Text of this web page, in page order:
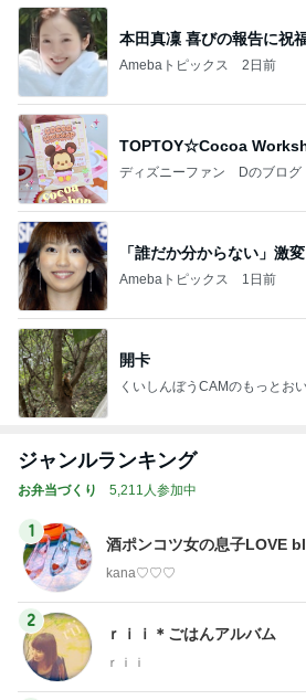
本田真凜 喜びの報告に祝
Amebaトピックス 2日前
TOPTOY☆Cocoa
ディズニーファン Dのブログ
「誰だか分からない」激
Amebaトピックス 1日前
開卡
くいしんぼうCAMのもっとお
ジャンルランキング
お弁当づくり 5,211人参加中
1
酒ポンコツ女の息子LOVE
kana♡♡♡
2
ｒｉｉ＊ごはんアルバム
ｒｉｉ